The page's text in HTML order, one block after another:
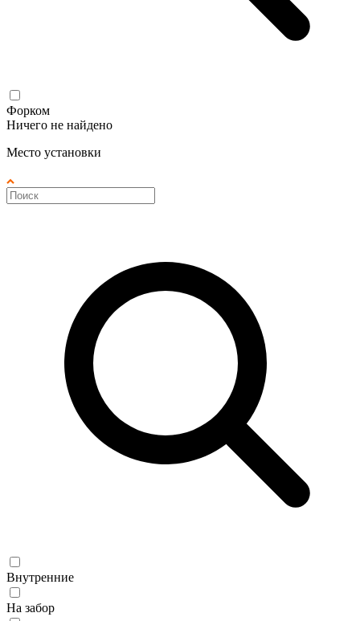
Форком
Ничего не найдено
Место установки
Внутренние
На забор